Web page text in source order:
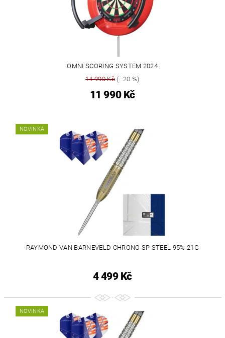
OMNI SCORING SYSTEM 2024
14 990 Kč(–20 %)
11 990 Kč
NOVINKA
RAYMOND VAN BARNEVELD CHRONO SP STEEL 95% 21G
4 499 Kč
NOVINKA